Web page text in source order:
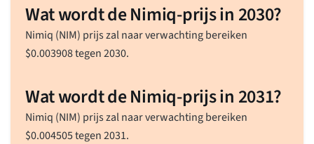
Wat wordt de Nimiq-prijs in 2030?
Nimiq (NIM) prijs zal naar verwachting bereiken
$0.003908tegen 2030.
Wat wordt de Nimiq-prijs in 2031?
Nimiq (NIM) prijs zal naar verwachting bereiken
$0.004505tegen 2031.